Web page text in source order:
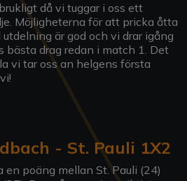
då vi tuggar i oss ett
Möjligheterna för att pricka åtta
är god och vi drar igång
bästa drag redan i match 1. Det
vi tar oss an helgens första
- St. Pauli 1X2
poäng mellan St. Pauli (24)